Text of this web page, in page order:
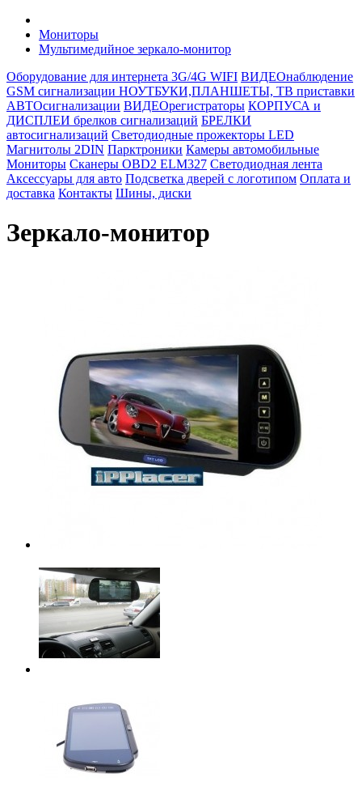
Мониторы
Мультимедийное зеркало-монитор
Оборудование для интернета 3G/4G WIFI ВИДЕОнаблюдение
GSM сигнализации НОУТБУКИ,ПЛАНШЕТЫ, ТВ приставки
АВТОсигнализации ВИДЕОрегистраторы КОРПУСА и
ДИСПЛЕИ брелков сигнализаций БРЕЛКИ
автосигнализаций Светодиодные прожекторы LED
Магнитолы 2DIN Парктроники Камеры автомобильные
Мониторы Сканеры OBD2 ELM327 Светодиодная лента
Аксессуары для авто Подсветка дверей с логотипом Оплата и
доставка Контакты Шины, диски
Зеркало-монитор